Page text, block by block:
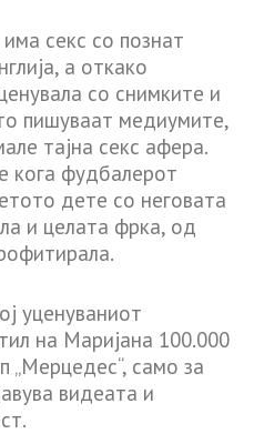
секс со познат
а откако
со снимките и
пишуваат медиумите,
тајна секс афера.
кога фудбалерот
дете со неговата
и целата фрка, од
уценуваниот
на Маријана 100.000
„Мерцедес“, само за
видеата и